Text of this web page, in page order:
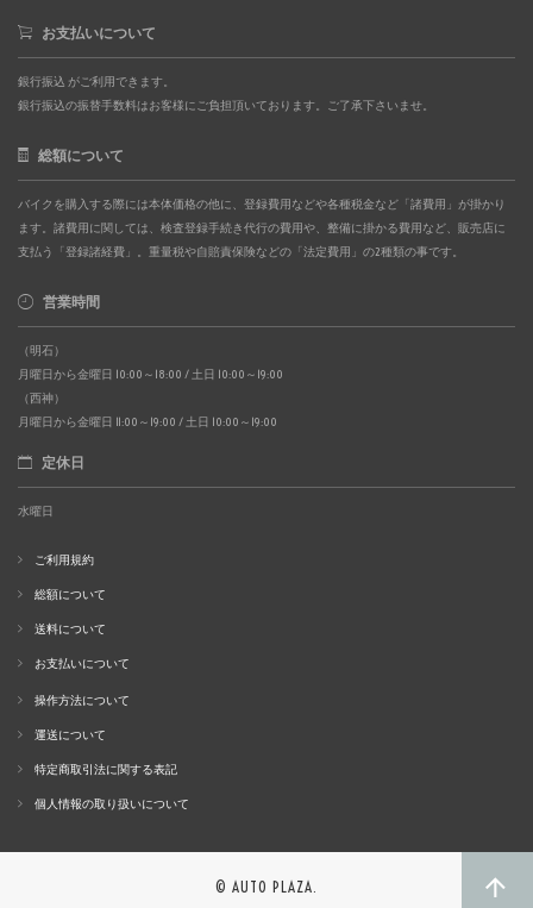
お支払いについて
銀行振込 がご利用できます。
銀行振込の振替手数料はお客様にご負担頂いております。ご了承下さいませ。
総額について
バイクを購入する際には本体価格の他に、登録費用などや各種税金など「諸費用」が掛かり
ます。諸費用に関しては、検査登録手続き代行の費用や、整備に掛かる費用など、販売店に
支払う「登録諸経費」。重量税や自賠責保険などの「法定費用」の2種類の事です。
営業時間
（明石）
月曜日から金曜日 10:00～18:00 / 土日 10:00～19:00
（西神）
月曜日から金曜日 11:00～19:00 / 土日 10:00～19:00
定休日
水曜日
ご利用規約
総額について
送料について
お支払いについて
操作方法について
運送について
特定商取引法に関する表記
個人情報の取り扱いについて
© AUTO PLAZA.